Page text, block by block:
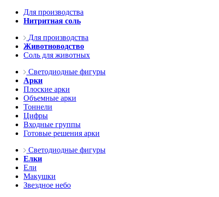
Для производства
Нитритная соль
Для производства
Животноводство
Соль для животных
Светодиодные фигуры
Арки
Плоские арки
Объемные арки
Тоннели
Цифры
Входные группы
Готовые решения арки
Светодиодные фигуры
Елки
Ели
Макушки
Звездное небо